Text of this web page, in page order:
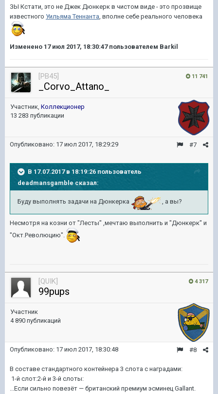
ЗЫ Кстати, это не Джек Дюнкерк в чистом виде - это прозвище
известного Уильяма Теннанта, вполне себе реального человека
Изменено 17 июл 2017, 18:30:47пользователем Barkil
11 741
[PB45]
_Corvo_Attano_
Участник, Коллекционер
13 283 публикации
#7
Опубликовано: 17 июл 2017, 18:29:29
В 17.07.2017 в 18:19:26 пользователь
deadmansgambleсказал:
Буду выполнять задачи на Дюнкерка , а вы?
Несмотря на козни от "Лесты" ,мечтаю выполнить и "Дюнкерк" и
"Окт.Революцию".
4 317
[QUIK]
99pups
Участник
4 890 публикаций
#8
Опубликовано: 17 июл 2017, 18:30:48
В составе стандартного контейнера 3 слота с наградами:
1-й слот:2-й и 3-й слоты:
...Если сильно повезёт — британский премиум эсминец Gallant.